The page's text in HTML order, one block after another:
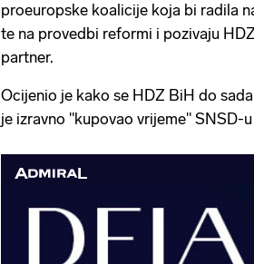
proeuropske koalicije koja bi radila
te na provedbi reformi i pozivaju
partner.
Ocijenio je kako se HDZ BiH do
je izravno "kupovao vrijeme" SNSD-